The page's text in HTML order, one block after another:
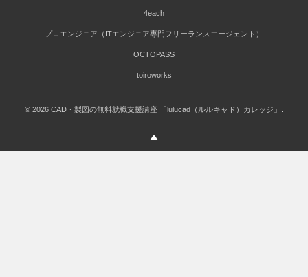
4each
プロエンジニア（ITエンジニア専門フリーランスエージェント）
OCTOPASS
toiroworks
© 2026 CAD・製図の無料就職支援講座 「lulucad（ルルキャド）カレッジ」